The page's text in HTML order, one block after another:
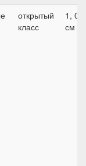
открытый
класс
1, 0
см